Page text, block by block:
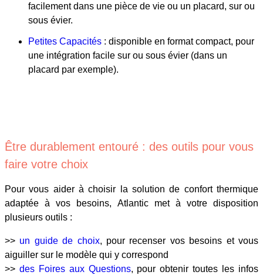
facilement dans une pièce de vie ou un placard, sur ou
sous évier.
Petites Capacités : disponible en format compact, pour
une intégration facile sur ou sous évier (dans un
placard par exemple).
Être durablement entouré : des outils pour vous
faire votre choix
Pour vous aider à choisir la solution de confort thermique
adaptée à vos besoins, Atlantic met à votre disposition
plusieurs outils :
>> un guide de choix, pour recenser vos besoins et vous
aiguiller sur le modèle qui y correspond
>> des Foires aux Questions, pour obtenir toutes les infos